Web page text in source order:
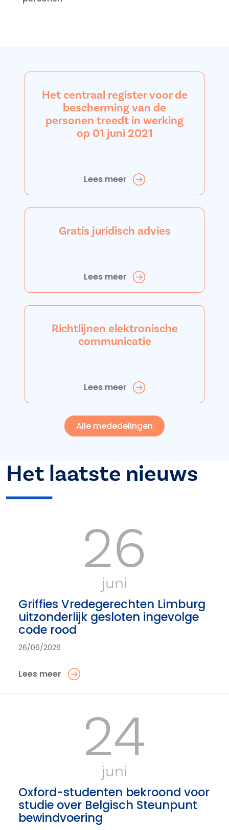
Het centraal register voor de
bescherming van de
personen treedt in werking
op 01 juni 2021
Lees meer
Gratis juridisch advies
Lees meer
Richtlijnen elektronische
communicatie
Lees meer
Alle mededelingen
Het laatste nieuws
26
juni
Griffies Vredegerechten Limburg
uitzonderlijk gesloten ingevolge
code rood
26/06/2026
Lees meer
24
juni
Oxford-studenten bekroond voor
studie over Belgisch Steunpunt
bewindvoering